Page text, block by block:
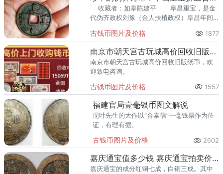
收藏者：如皋陈建平 阜昌重宝，是金
代伪齐政权刘豫（金人扶植政权）阜昌年间
古钱币图片及价格 1877
南京市朝天宫古玩城高价回收旧版纸币钱币金银币纪念钞连体钞
南京市朝天宫古玩城高价回收旧版纸币，欢
迎致电咨询。
古钱币图片及价格 1557
福建官局壹毫银币图文解说
现叶先生的大作以“合泰信”一毫钱票作为佐
证，有理有据。
古钱币图片及价格 2602
嘉庆通宝值多少钱 嘉庆通宝拍卖价格纪录
嘉庆通宝的成分红铜七成，白铜三成。其中